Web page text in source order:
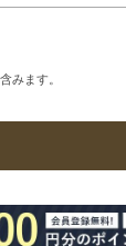
みます。